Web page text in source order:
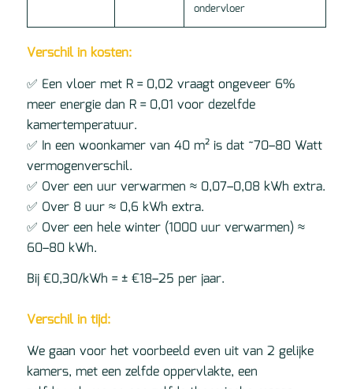
ondervloer
Verschil in kosten:
✅ Een vloer met R = 0,02 vraagt ongeveer 6%
meer energie dan R = 0,01 voor dezelfde
kamertemperatuur.
✅ In een woonkamer van 40 m² is dat ~70–80 Watt
vermogenverschil.
✅ Over een uur verwarmen ≈ 0,07–0,08 kWh extra.
✅ Over 8 uur ≈ 0,6 kWh extra.
✅ Over een hele winter (1000 uur verwarmen) ≈
60–80 kWh.
Bij €0,30/kWh = ± €18–25 per jaar.
Verschil in tijd:
We gaan voor het voorbeeld even uit van 2 gelijke
kamers, met een zelfde oppervlakte, een